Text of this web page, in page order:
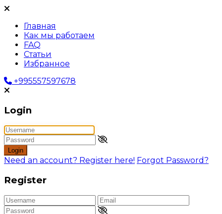
Главная
Как мы работаем
FAQ
Статьи
Избранное
+995557597678
Login
Login
Need an account? Register here! Forgot Password?
Register